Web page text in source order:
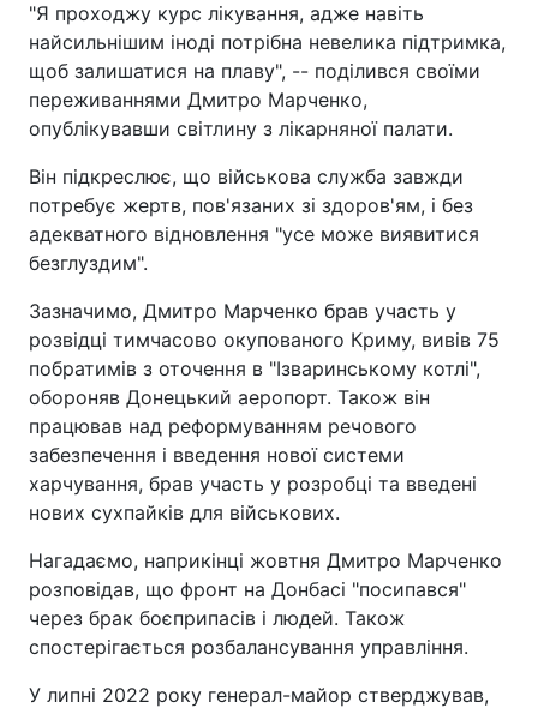
"Я проходжу курс лікування, адже навіть
найсильнішим іноді потрібна невелика підтримка,
щоб залишатися на плаву", -- поділився своїми
переживаннями Дмитро Марченко,
опублікувавши світлину з лікарняної палати.
Він підкреслює, що військова служба завжди
потребує жертв, пов'язаних зі здоров'ям, і без
адекватного відновлення "усе може виявитися
безглуздим".
Зазначимо, Дмитро Марченко брав участь у
розвідці тимчасово окупованого Криму, вивів 75
побратимів з оточення в "Ізваринському котлі",
обороняв Донецький аеропорт. Також він
працював над реформуванням речового
забезпечення і введення нової системи
харчування, брав участь у розробці та введені
нових сухпайків для військових.
Нагадаємо, наприкінці жовтня Дмитро Марченко
розповідав, що фронт на Донбасі "посипався"
через брак боєприпасів і людей. Також
спостерігається розбалансування управління.
У липні 2022 року генерал-майор стверджував,